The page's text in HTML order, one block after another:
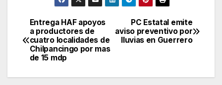
Navegación
de
entradas
PC Estatal emite
aviso preventivo por
lluvias en Guerrero
Entrega HAF apoyos
a productores de
cuatro localidades de
Chilpancingo por mas
de 15 mdp